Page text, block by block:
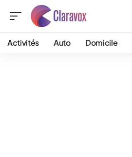
Activités Auto Domicile